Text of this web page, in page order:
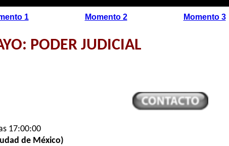
1 Momento 2 Momento 3
PODER JUDICIAL
17:00:00
de México)